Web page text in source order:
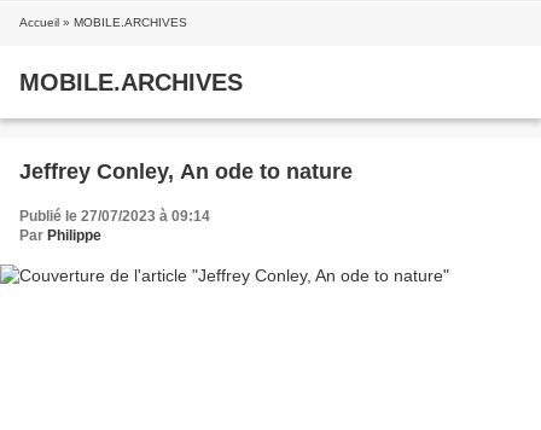
Accueil » MOBILE.ARCHIVES
MOBILE.ARCHIVES
Jeffrey Conley, An ode to nature
Publié le 27/07/2023 à 09:14
Par Philippe